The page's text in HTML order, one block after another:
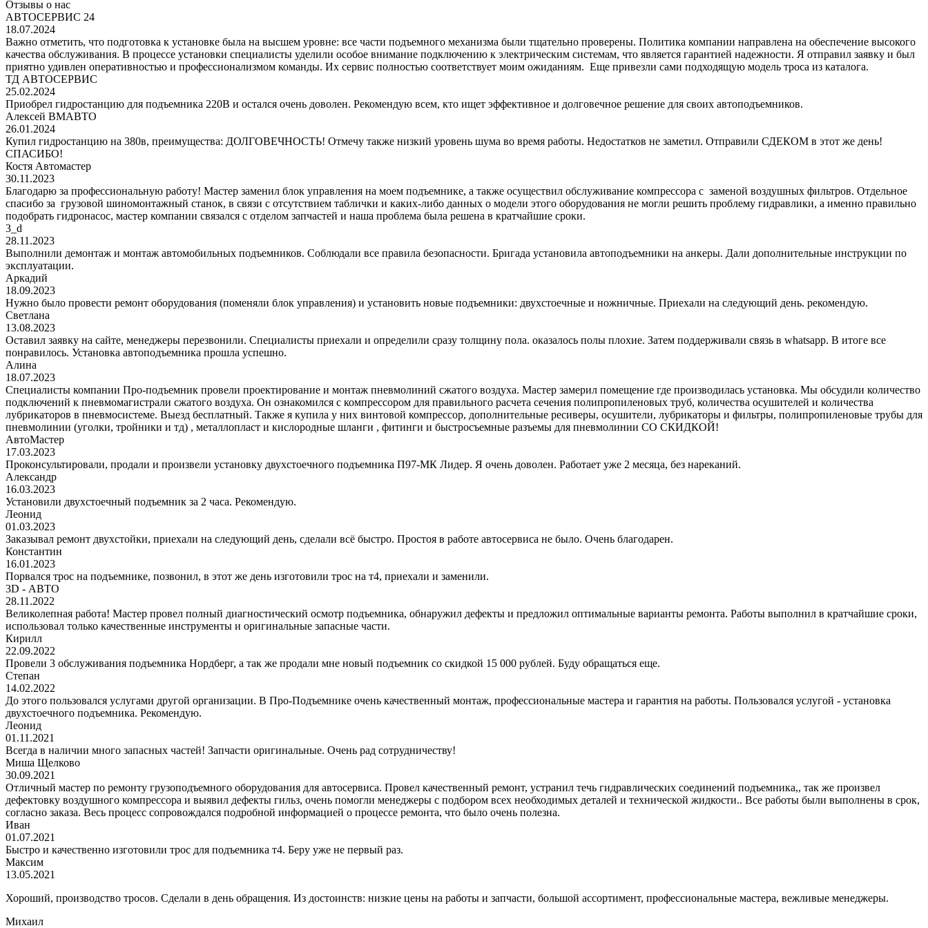
Отзывы о нас
АВТОСЕРВИС 24
18.07.2024
Важно отметить, что подготовка к установке была на высшем уровне: все части подъемного механизма были тщательно проверены. Политика компании направлена на обеспечение высокого
качества обслуживания. В процессе установки специалисты уделили особое внимание подключению к электрическим системам, что является гарантией надежности. Я отправил заявку и был
приятно удивлен оперативностью и профессионализмом команды. Их сервис полностью соответствует моим ожиданиям. Еще привезли сами подходящую модель троса из каталога.
ТД АВТОСЕРВИС
25.02.2024
Приобрел гидростанцию для подъемника 220В и остался очень доволен. Рекомендую всем, кто ищет эффективное и долговечное решение для своих автоподъемников.
Алексей ВМАВТО
26.01.2024
Купил гидростанцию на 380в, преимущества: ДОЛГОВЕЧНОСТЬ! Отмечу также низкий уровень шума во время работы. Недостатков не заметил. Отправили СДЕКОМ в этот же день!
СПАСИБО!
Костя Автомастер
30.11.2023
Благодарю за профессиональную работу! Мастер заменил блок управления на моем подъемнике, а также осуществил обслуживание компрессора с заменой воздушных фильтров. Отдельное
спасибо за грузовой шиномонтажный станок, в связи с отсутствием таблички и каких-либо данных о модели этого оборудования не могли решить проблему гидравлики, а именно правильно
подобрать гидронасос, мастер компании связался с отделом запчастей и наша проблема была решена в кратчайшие сроки.
3_d
28.11.2023
Выполнили демонтаж и монтаж автомобильных подъемников. Соблюдали все правила безопасности. Бригада установила автоподъемники на анкеры. Дали дополнительные инструкции по
эксплуатации.
Аркадий
18.09.2023
Нужно было провести ремонт оборудования (поменяли блок управления) и установить новые подъемники: двухстоечные и ножничные. Приехали на следующий день. рекомендую.
Светлана
13.08.2023
Оставил заявку на сайте, менеджеры перезвонили. Специалисты приехали и определили сразу толщину пола. оказалось полы плохие. Затем поддерживали связь в whatsapp. В итоге все
понравилось. Установка автоподъемника прошла успешно.
Алина
18.07.2023
Специалисты компании Про-подъемник провели проектирование и монтаж пневмолиний сжатого воздуха. Мастер замерил помещение где производилась установка. Мы обсудили количество
подключений к пневмомагистрали сжатого воздуха. Он ознакомился с компрессором для правильного расчета сечения полипропиленовых труб, количества осушителей и количества
лубрикаторов в пневмосистеме. Выезд бесплатный. Также я купила у них винтовой компрессор, дополнительные ресиверы, осушители, лубрикаторы и фильтры, полипропиленовые трубы для
пневмолинии (уголки, тройники и тд) , металлопласт и кислородные шланги , фитинги и быстросъемные разъемы для пневмолинии СО СКИДКОЙ!
АвтоМастер
17.03.2023
Проконсультировали, продали и произвели установку двухстоечного подъемника П97-МК Лидер. Я очень доволен. Работает уже 2 месяца, без нареканий.
Александр
16.03.2023
Установили двухстоечный подъемник за 2 часа. Рекомендую.
Леонид
01.03.2023
Заказывал ремонт двухстойки, приехали на следующий день, сделали всё быстро. Простоя в работе автосервиса не было. Очень благодарен.
Константин
16.01.2023
Порвался трос на подъемнике, позвонил, в этот же день изготовили трос на т4, приехали и заменили.
3D - АВТО
28.11.2022
Великолепная работа! Мастер провел полный диагностический осмотр подъемника, обнаружил дефекты и предложил оптимальные варианты ремонта. Работы выполнил в кратчайшие сроки,
использовал только качественные инструменты и оригинальные запасные части.
Кирилл
22.09.2022
Провели 3 обслуживания подъемника Нордберг, а так же продали мне новый подъемник со скидкой 15 000 рублей. Буду обращаться еще.
Степан
14.02.2022
До этого пользовался услугами другой организации. В Про-Подъемнике очень качественный монтаж, профессиональные мастера и гарантия на работы. Пользовался услугой - установка
двухстоечного подъемника. Рекомендую.
Леонид
01.11.2021
Всегда в наличии много запасных частей! Запчасти оригинальные. Очень рад сотрудничеству!
Миша Щелково
30.09.2021
Отличный мастер по ремонту грузоподъемного оборудования для автосервиса. Провел качественный ремонт, устранил течь гидравлических соединений подъемника,, так же произвел
дефектовку воздушного компрессора и выявил дефекты гильз, очень помогли менеджеры с подбором всех необходимых деталей и технической жидкости.. Все работы были выполнены в срок,
согласно заказа. Весь процесс сопровождался подробной информацией о процессе ремонта, что было очень полезна.
Иван
01.07.2021
Быстро и качественно изготовили трос для подъемника т4. Беру уже не первый раз.
Максим
13.05.2021
Хороший, производство тросов. Сделали в день обращения. Из достоинств: низкие цены на работы и запчасти, большой ассортимент, профессиональные мастера, вежливые менеджеры.
Михаил